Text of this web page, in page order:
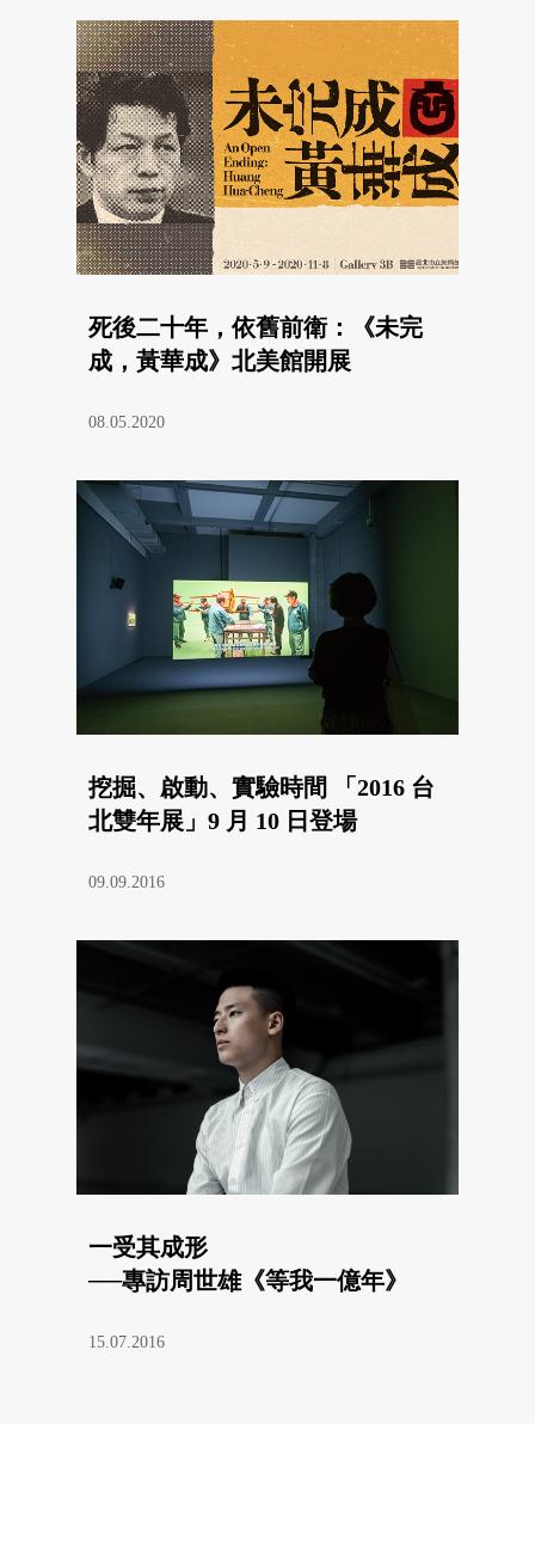
死後二十年，依舊前衛：《未完
成，黃華成》北美館開展
08.05.2020
挖掘、啟動、實驗時間 「2016 台
北雙年展」9 月 10 日登場
09.09.2016
一受其成形
──專訪周世雄《等我一億年》
15.07.2016